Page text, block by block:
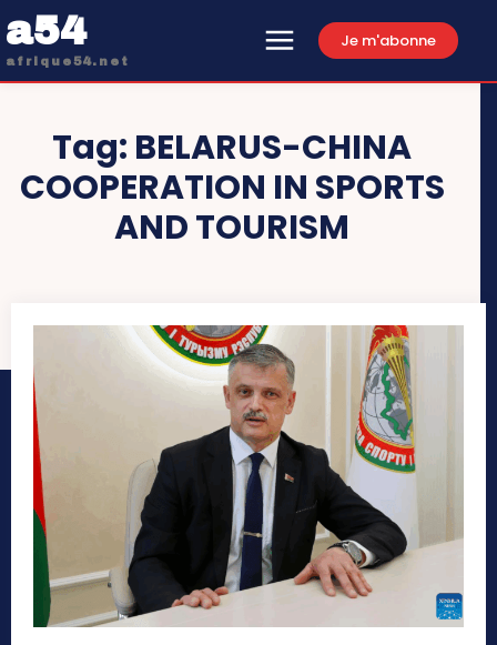
a54
afrique54.net
Je m'abonne
Tag: BELARUS-CHINA
COOPERATION IN SPORTS
AND TOURISM